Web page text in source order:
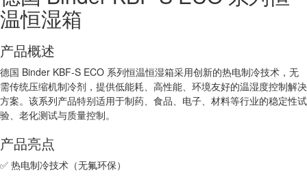
温恒湿箱
产品概述
德国 Binder KBF-S ECO 系列恒温恒湿箱采用创新的热电制冷技术，无
需传统压缩机制冷剂，提供低能耗、高性能、环境友好的温湿度控制解决
方案。该系列产品特别适用于制药、食品、电子、材料等行业的稳定性试
验、老化测试与质量控制。
产品亮点
✅ 热电制冷技术（无氟环保）